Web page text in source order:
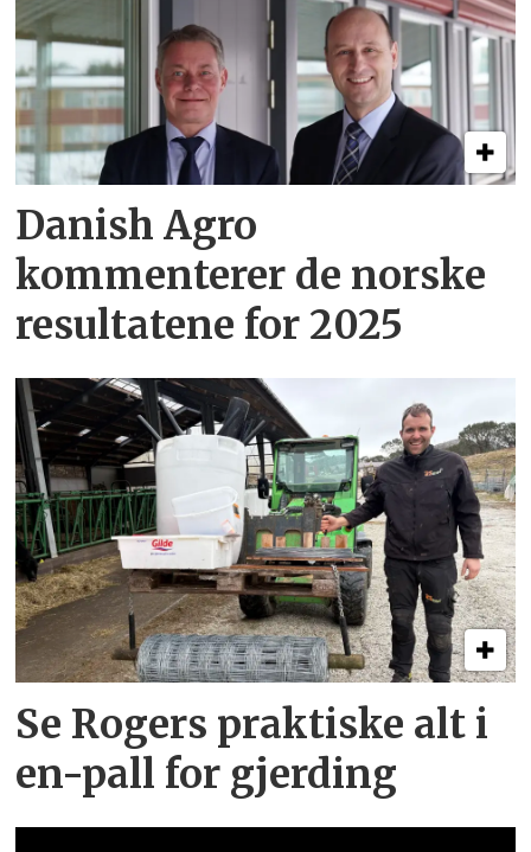
Danish Agro
kommenterer de norske
resultatene for 2025
Se Rogers praktiske alt i
en-pall for gjerding